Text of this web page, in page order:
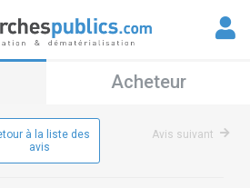
Acheteur
à la liste des
avis
Avis suivant